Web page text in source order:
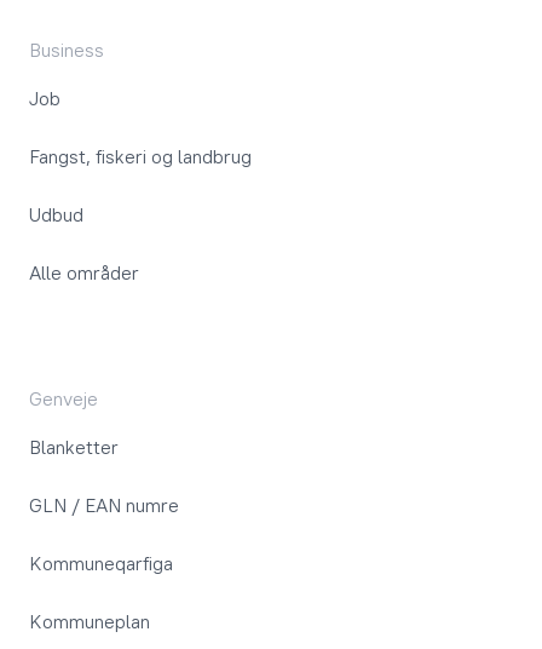
Business
Job
Fangst, fiskeri og landbrug
Udbud
Alle områder
Genveje
Blanketter
GLN / EAN numre
Kommuneqarfiga
Kommuneplan